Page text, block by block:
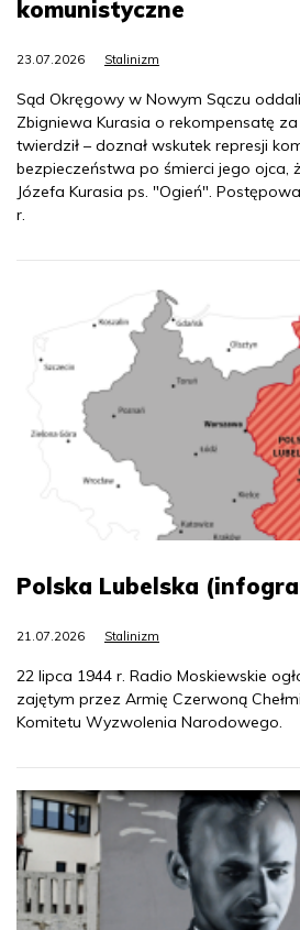
komunistyczne
23.07.2026 Stalinizm
Sąd Okręgowy w Nowym Sączu
Zbigniewa Kurasia o rekompensatę
twierdził – doznał wskutek represji
bezpieczeństwa po śmierci jego ojca,
Józefa Kurasia ps. "Ogień".
r.
Polska Lubelska
21.07.2026 Stalinizm
22 lipca 1944 r. Radio Moskiewskie
zajętym przez Armię Czerwoną
Komitetu Wyzwolenia Narodowego.